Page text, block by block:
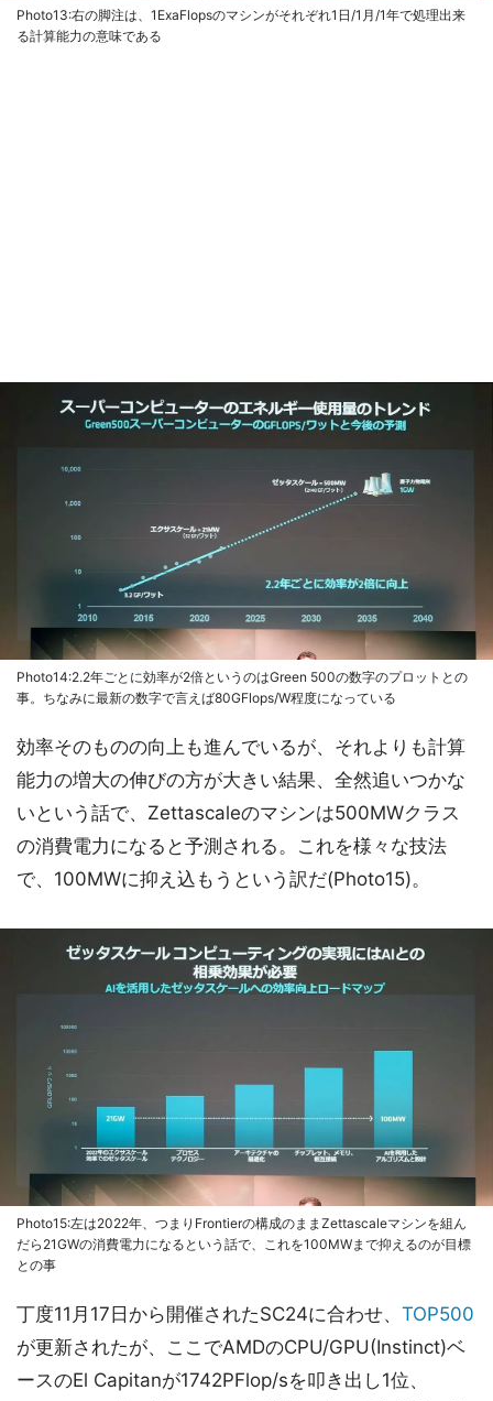
Photo13:右の脚注は、1ExaFlopsのマシンがそれぞれ1日/1月/1年で処理出来
る計算能力の意味である
Photo14:2.2年ごとに効率が2倍というのはGreen 500の数字のプロットとの
事。ちなみに最新の数字で言えば80GFlops/W程度になっている
効率そのものの向上も進んでいるが、それよりも計算
能力の増大の伸びの方が大きい結果、全然追いつかな
いという話で、Zettascaleのマシンは500MWクラス
の消費電力になると予測される。これを様々な技法
で、100MWに抑え込もうという訳だ(Photo15)。
Photo15:左は2022年、つまりFrontierの構成のままZettascaleマシンを組ん
だら21GWの消費電力になるという話で、これを100MWまで抑えるのが目標
との事
丁度11月17日から開催されたSC24に合わせ、 TOP500
が更新されたが、ここでAMDのCPU/GPU(Instinct)ベ
ースのEl Capitanが1742PFlop/sを叩き出し1位、